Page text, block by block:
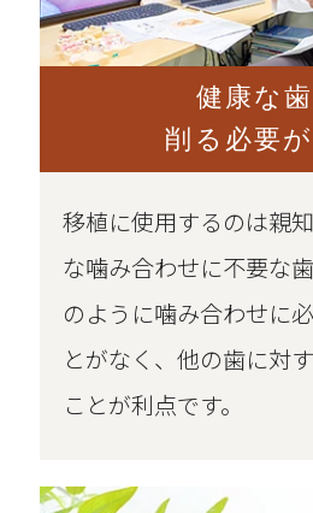
健康な
削る必要
移植に使用するのは親
な噛み合わせに不要な
のように噛み合わせに
とがなく、他の歯に対
ことが利点です。